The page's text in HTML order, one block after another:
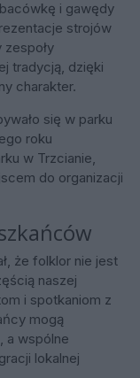
i gawędy
strojów
tradycją, dzięki
charakter.
się w parku
roku
w Trzcianie,
do organizacji
że folklor nie jest
naszej
i spotkaniom z
mogą
a wspólne
lokalnej